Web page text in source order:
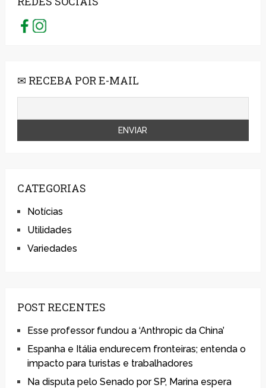
✉ RECEBA POR E-MAIL
CATEGORIAS
Notícias
Utilidades
Variedades
POST RECENTES
Esse professor fundou a ‘Anthropic da China’
Espanha e Itália endurecem fronteiras; entenda o
impacto para turistas e trabalhadores
Na disputa pelo Senado por SP, Marina espera